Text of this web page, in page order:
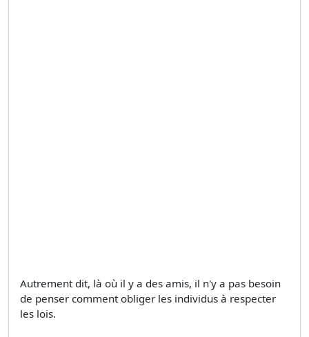
Autrement dit, là où il y a des amis, il n'y a pas besoin
de penser comment obliger les individus à respecter
les lois.